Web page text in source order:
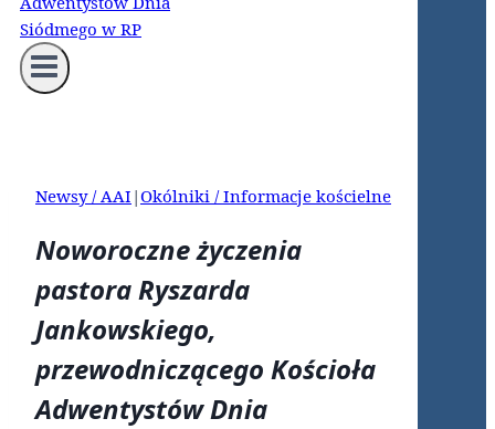
Newsy / AAI |Okólniki / Informacje kościelne
Noworoczne życzenia
pastora Ryszarda
Jankowskiego,
przewodniczącego Kościoła
Adwentystów Dnia